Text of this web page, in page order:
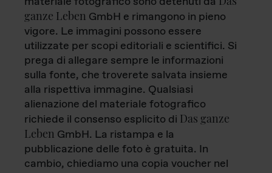
ganze Leben GmbH e rimangono in pieno
vigore. Le immagini possono essere
utilizzate per scopi editoriali e scientifici. Si
prega di allegare sempre le informazioni
sulla fonte, che troverete salvata insieme
alla rispettiva immagine. Qualsiasi
alienazione del materiale fotografico
richiede il consenso esplicito di Das ganze
Leben GmbH. La ristampa e la
pubblicazione delle foto è gratuita. In
cambio, chiediamo una copia voucher nel